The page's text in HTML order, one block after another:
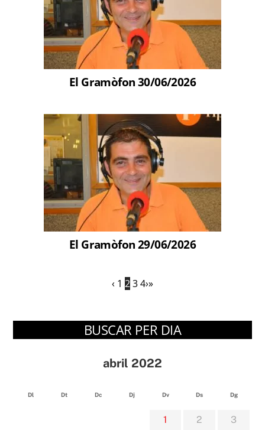
El Gramòfon 30/06/2026
El Gramòfon 29/06/2026
‹ 1 234›»
BUSCAR PER DIA
abril 2022
Dl Dt Dc Dj Dv Ds Dg
1 2 3